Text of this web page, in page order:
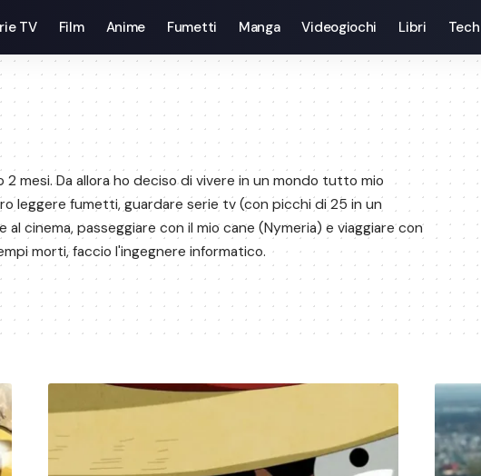
TV Film Anime Fumetti Manga Videogiochi Libri Tech
2 mesi. Da allora ho deciso di vivere in un mondo tutto mio
leggere fumetti, guardare serie tv (con picchi di 25 in un
al cinema, passeggiare con il mio cane (Nymeria) e viaggiare con
morti, faccio l'ingegnere informatico.